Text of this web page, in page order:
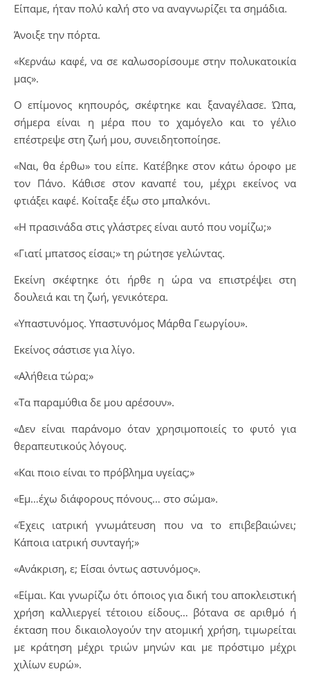
Είπαμε, ήταν πολύ καλή στο να αναγνωρίζει τα σημάδια.
Άνοιξε την πόρτα.
«Κερνάω καφέ, να σε καλωσορίσουμε στην πολυκατοικία
μας».
Ο επίμονος κηπουρός, σκέφτηκε και ξαναγέλασε. Ώπα,
σήμερα είναι η μέρα που το χαμόγελο και το γέλιο
επέστρεψε στη ζωή μου, συνειδητοποίησε.
«Ναι, θα έρθω» του είπε. Κατέβηκε στον κάτω όροφο με
τον Πάνο. Κάθισε στον καναπέ του, μέχρι εκείνος να
φτιάξει καφέ. Κοίταξε έξω στο μπαλκόνι.
«Η πρασινάδα στις γλάστρες είναι αυτό που νομίζω;»
«Γιατί μπaτσoς είσαι;» τη ρώτησε γελώντας.
Εκείνη σκέφτηκε ότι ήρθε η ώρα να επιστρέψει στη
δουλειά και τη ζωή, γενικότερα.
«Υπαστυνόμος. Υπαστυνόμος Μάρθα Γεωργίου».
Εκείνος σάστισε για λίγο.
«Αλήθεια τώρα;»
«Τα παραμύθια δε μου αρέσουν».
«Δεν είναι παράνομο όταν χρησιμοποιείς το φυτό για
θεραπευτικούς λόγους.
«Και ποιο είναι το πρόβλημα υγείας;»
«Εμ…έχω διάφορους πόνους… στο σώμα».
«Έχεις ιατρική γνωμάτευση που να το επιβεβαιώνει;
Κάποια ιατρική συνταγή;»
«Ανάκριση, ε; Είσαι όντως αστυνόμος».
«Είμαι. Και γνωρίζω ότι όποιος για δική του αποκλειστική
χρήση καλλιεργεί τέτοιου είδους… βότανα σε αριθμό ή
έκταση που δικαιολογούν την ατομική χρήση, τιμωρείται
με κράτηση μέχρι τριών μηνών και με πρόστιμο μέχρι
χιλίων ευρώ».